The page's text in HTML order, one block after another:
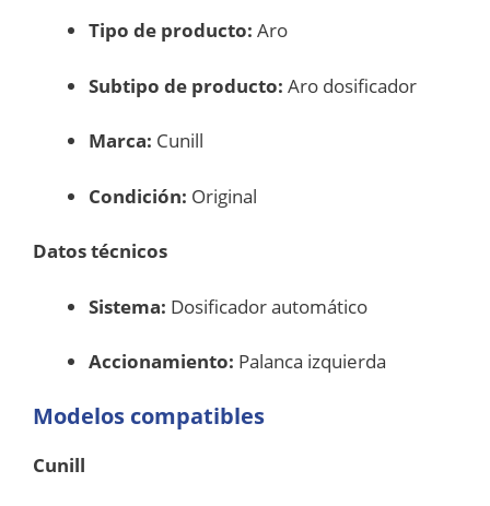
Tipo de producto: Aro
Subtipo de producto: Aro dosificador
Marca: Cunill
Condición: Original
Datos técnicos
Sistema: Dosificador automático
Accionamiento: Palanca izquierda
Modelos compatibles
Cunill